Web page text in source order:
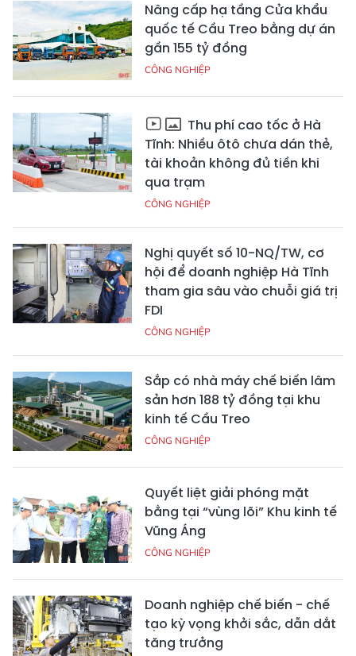
Nâng cấp hạ tầng Cửa khẩu
quốc tế Cầu Treo bằng dự án
gần 155 tỷ đồng
CÔNG NGHIỆP
Thu phí cao tốc ở Hà
Tĩnh: Nhiều ôtô chưa dán thẻ,
tài khoản không đủ tiền khi
qua trạm
CÔNG NGHIỆP
Nghị quyết số 10-NQ/TW, cơ
hội để doanh nghiệp Hà Tĩnh
tham gia sâu vào chuỗi giá trị
FDI
CÔNG NGHIỆP
Sắp có nhà máy chế biến lâm
sản hơn 188 tỷ đồng tại khu
kinh tế Cầu Treo
CÔNG NGHIỆP
Quyết liệt giải phóng mặt
bằng tại “vùng lõi” Khu kinh tế
Vũng Áng
CÔNG NGHIỆP
Doanh nghiệp chế biến - chế
tạo kỳ vọng khởi sắc, dẫn dắt
tăng trưởng